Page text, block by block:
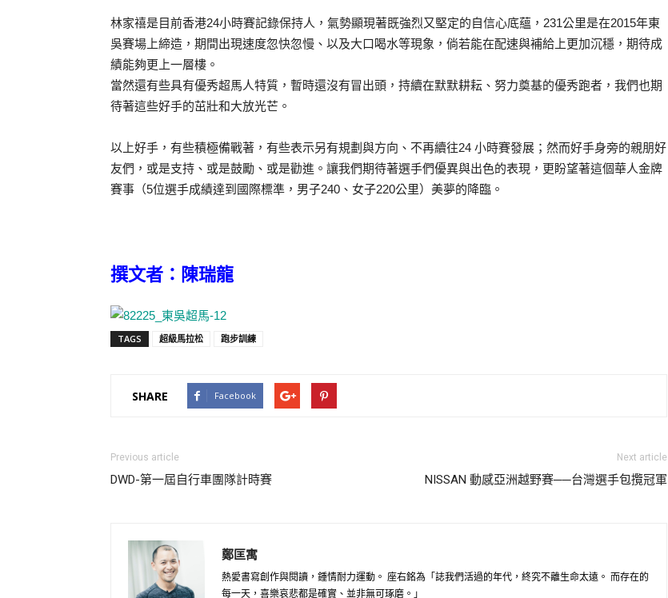
林家禧是目前香港24小時賽記錄保持人，氣勢顯現著既強烈又堅定的自信心底蘊，231公里是在2015年東
吳賽場上締造，期間出現速度忽快忽慢、以及大口喝水等現象，倘若能在配速與補給上更加沉穩，期待成
績能夠更上一層樓。
當然還有些具有優秀超馬人特質，暫時還沒有冒出頭，持續在默默耕耘、努力奠基的優秀跑者，我們也期
待著這些好手的茁壯和大放光芒。
以上好手，有些積極備戰著，有些表示另有規劃與方向、不再續往24 小時賽發展；然而好手身旁的親朋好
友們，或是支持、或是鼓勵、或是勸進。讓我們期待著選手們優異與出色的表現，更盼望著這個華人金牌
賽事（5位選手成績達到國際標準，男子240、女子220公里）美夢的降臨。
撰文者：陳瑞龍
TAGS 超級馬拉松 跑步訓練
SHARE Facebook
Previous article
DWD-第一屆自行車團隊計時賽
Next article
NISSAN 動感亞洲越野賽──台灣選手包攬冠軍
鄭匡寓
熱愛書寫創作與閱讀，鍾情耐力運動。 座右銘為「誌我們活過的年代，終究不離生命太遠。 而存在的
每一天，喜樂哀悲都是確實、並非無可琢磨。」